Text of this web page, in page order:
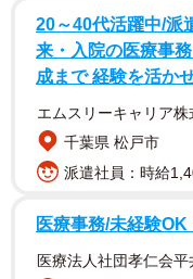
サッカーにおけるダ
を置くクラブの対戦
ると「クラブ同士の
ツき戦いが見られる
性に加え、これまで
となった。
「横浜ダービー」の
ダービー」のセレッ
20～40代活躍中/派
来・入院の医療事
成まで 経験を活か
エムスリーキャリア株
千葉県 松戸市
派遣社員：時給
医療事務/未経験
医療法人社団孝仁会平